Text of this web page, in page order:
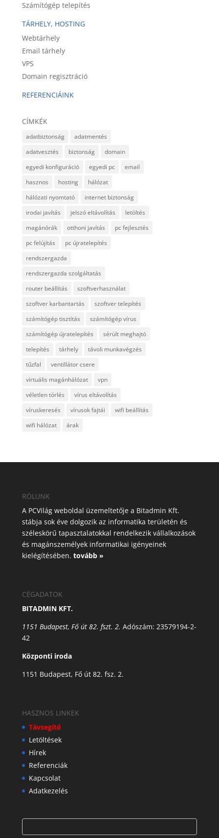
Számítógép telepítés
TÁRHELY, HOSTING
Webtárhely
Email tárhely
VPS
Domain regisztráció
REFERENCIÁINK
CÍMKÉK
adatbiztonság
adatmentés
adatvesztés
biztonság
domain
egyedi konfiguráció
egyedi pc
email
hasznos
hosting
hálózat
hálózati nyomtató
internet biztonság
irodai javítás
jelszó eltávolítás
letöltés
magánórák
otthoni javítás
pc fejlesztés
pc felújítás
pc újratelepítés
rendszergazda
rendszergazda szolgáltatás
router beállítás
szoftverhasználat
szoftver karbantartás
szoftver telepítés
számítógép tisztítás
számítógép vírus
számítógép újratelepítés
sérült meghajtó
telepítés
tárhely
távoli munkavégzés
tűzfal
ventillátor csere
virtuális magánhálózat
vpn
véletlen törlés
vírus eltávolítás
víruskeresés
vírusok fajtái
wifi beállítás
wifi hálózat
árak
RÓLUNK
A PCVilág weboldal üzemeltetője a Bitadmin Kft.
stábja sok éve dolgozik az informatika területén és
széleskörű tapasztalatokkal rendelkezik vállalkozások
és magánszemélyek informatikai igényeinek
kielégítésében. tovább »
CÉGADATOK
BITADMIN KFT.
1151 Budapest, Fő út 82. fszt. 2. Adószám: 23579194-2-
42
Központi iroda
1151 Budapest, Fő út 82. fsz. 2.
HASZNOS LINKEK
Távsegítő
Letöltések
Hírek
Referenciák
Kapcsolat
Adatkezelés